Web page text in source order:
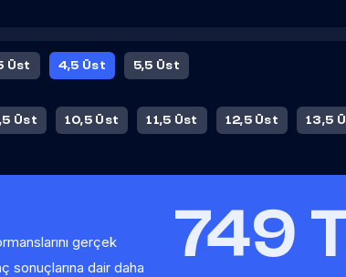
Üst 4,5 Üst 5,5 Üst
Üst 10,5 Üst 11,5 Üst 12,5 Üst 13,5
gerçek
sonuçlarına dair daha
749